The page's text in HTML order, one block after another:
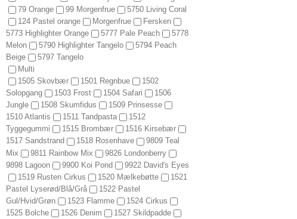
79 Orange
99 Morgenfrue
5750 Living Coral
124 Pastel orange
Morgenfrue
Fersken
5773 Highlighter Orange
5777 Pale Peach
5778
Melon
5790 Highlighter Tangelo
5794 Peach
Beige
5797 Tangelo
Multi
1505 Skovbær
1501 Regnbue
1502
Solopgang
1503 Frost 1504 Safari
1506
Jungle
1508 Skumfidus
1509 Prinsesse
1510 Atlantis
1511 Tandpasta
1512
Tyggegummi
1515 Brombær
1516 Kirsebær
1517 Sandstrand
1518 Rosenhave
9809 Teal
Mix
9811 Rainbow Mix
9826 Londonberry
9898 Lagoon
9900 Koi Pond
9922 David's Eyes
1519 Rusten Cirkus
1520 Mælkebøtte
1521
Pastel Lyserød/Blå/Grå
1522 Pastel
Gul/Hvid/Grøn
1523 Flamme
1524 Cirkus
1525 Bolche
1526 Denim
1527 Skildpadde